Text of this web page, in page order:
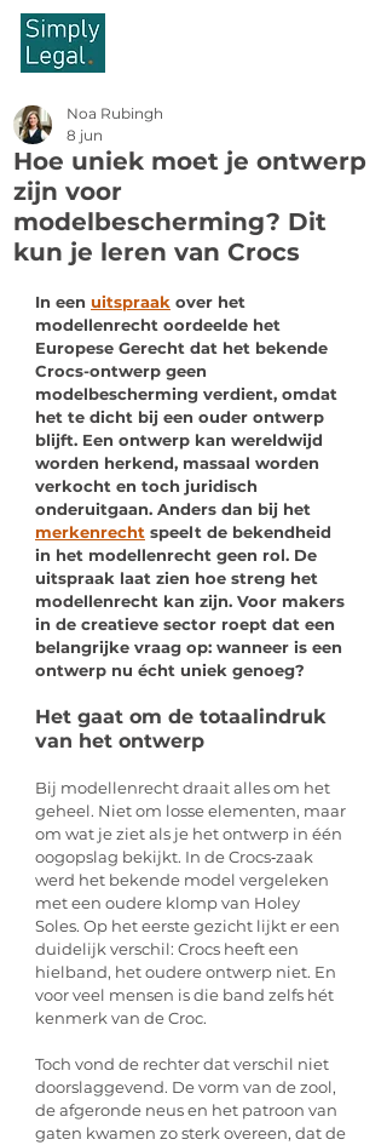
Hoe uniek moet je ontwerp
zijn voor
modelbescherming? Dit
kun je leren van Crocs
Noa Rubingh
8 jun
In een uitspraak over het
modellenrecht oordeelde het
Europese Gerecht dat het bekende
Crocs-ontwerp geen
modelbescherming verdient, omdat
het te dicht bij een ouder ontwerp
blijft. Een ontwerp kan wereldwijd
worden herkend, massaal worden
verkocht en toch juridisch
onderuitgaan. Anders dan bij het
merkenrecht speelt de bekendheid
in het modellenrecht geen rol. De
uitspraak laat zien hoe streng het
modellenrecht kan zijn. Voor makers
in de creatieve sector roept dat een
belangrijke vraag op: wanneer is een
ontwerp nu écht uniek genoeg?
Het gaat om de totaalindruk
van het ontwerp
Bij modellenrecht draait alles om het
geheel. Niet om losse elementen, maar
om wat je ziet als je het ontwerp in één
oogopslag bekijkt. In de Crocs‑zaak
werd het bekende model vergeleken
met een oudere klomp van Holey
Soles. Op het eerste gezicht lijkt er een
duidelijk verschil: Crocs heeft een
hielband, het oudere ontwerp niet. En
voor veel mensen is die band zelfs hét
kenmerk van de Croc.
Toch vond de rechter dat verschil niet
doorslaggevend. De vorm van de zool,
de afgeronde neus en het patroon van
gaten kwamen zo sterk overeen, dat de